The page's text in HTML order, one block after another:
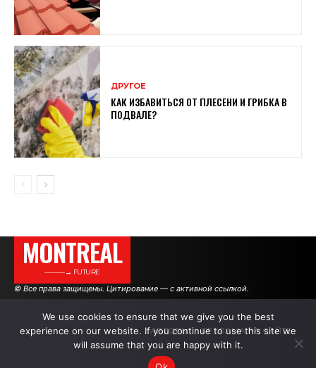
ДРУГОЕ
КАК ИЗБАВИТЬСЯ ОТ ПЛЕСЕНИ И ГРИБКА В
ПОДВАЛЕ?
MONTREAL
———→ FUTURE
© Все права защищены. Цитирование — с активной ссылкой.
АВТОРЫ РЕКЛАМА НА САЙТЕ
We use cookies to ensure that we give you the best
experience on our website. If you continue to use this site we
will assume that you are happy with it.